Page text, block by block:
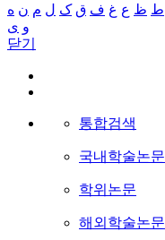
ط ظ ع غ ف ق ک ل م ن ه
و ی
닫기
통합검색
국내학술논문
학위논문
해외학술논문